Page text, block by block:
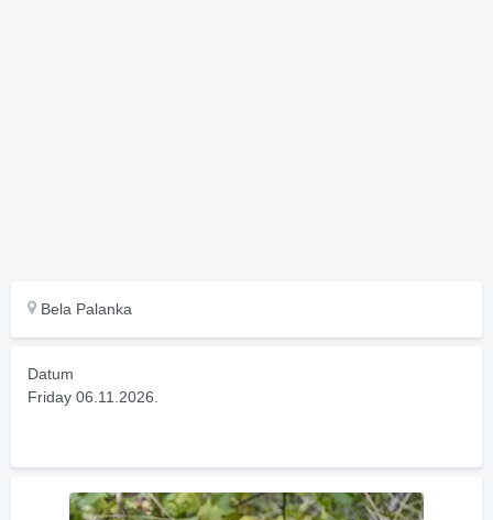
Bela Palanka
Datum
Friday 06.11.2026.